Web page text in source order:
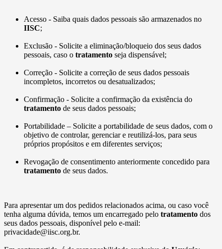
Acesso - Saiba quais dados pessoais são armazenados no
IISC;
Exclusão - Solicite a eliminação/bloqueio dos seus dados
pessoais, caso o tratamento seja dispensável;
Correção - Solicite a correção de seus dados pessoais
incompletos, incorretos ou desatualizados;
Confirmação - Solicite a confirmação da existência do
tratamento de seus dados pessoais;
Portabilidade – Solicite a portabilidade de seus dados, com o
objetivo de controlar, gerenciar e reutilizá-los, para seus
próprios propósitos e em diferentes serviços;
Revogação de consentimento anteriormente concedido para
tratamento de seus dados.
Para apresentar um dos pedidos relacionados acima, ou caso você
tenha alguma dúvida, temos um encarregado pelo tratamento dos
seus dados pessoais, disponível pelo e-mail:
privacidade@iisc.org.br.